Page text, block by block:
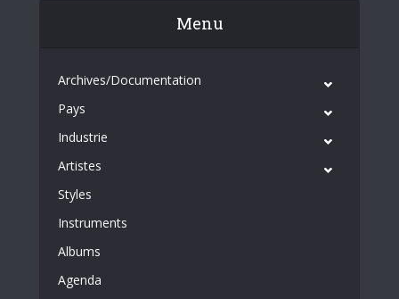
Menu
Archives/Documentation
Pays
Industrie
Artistes
Styles
Instruments
Albums
Agenda